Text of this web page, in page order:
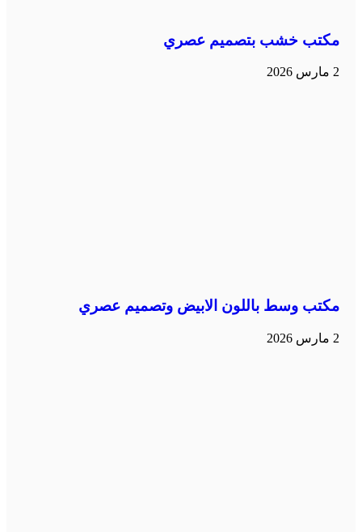
مكتب خشب بتصميم عصري
2 مارس 2026
مكتب وسط باللون الابيض وتصميم عصري
2 مارس 2026